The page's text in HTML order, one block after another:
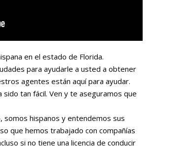
en el estado de Florida.
para ayudarle a usted a obtener
agentes están aquí para ayudar.
tan fácil. Ven y te aseguramos que
somos hispanos y entendemos sus
que hemos trabajado con compañías
si no tiene una licencia de conducir